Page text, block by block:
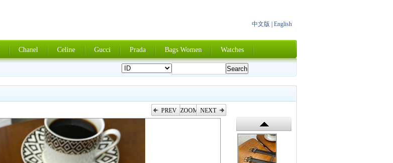
中文版
English
Chanel Celine Gucci Prada Bags Women Watches
PREV ZOOM NEXT
上一张